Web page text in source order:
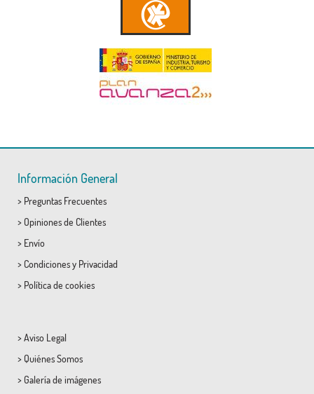
Información General
> Preguntas Frecuentes
> Opiniones de Clientes
> Envío
> Condicionesy Privacidad
> Política de cookies
> Aviso Legal
> Quiénes Somos
> Galería de imágenes